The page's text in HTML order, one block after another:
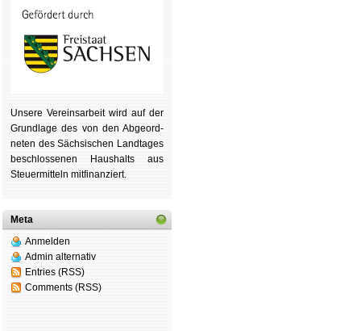
Unsere Ver­eins­ar­beit wird auf der
Grund­lage des von den Ab­ge­ord­
ne­ten des Säch­si­schen Land­tages
be­schlos­se­nen Haus­halts aus
Steu­er­mitteln mit­fi­nan­ziert.
Meta
Anmelden
Admin alternativ
Entries (RSS)
Comments (RSS)